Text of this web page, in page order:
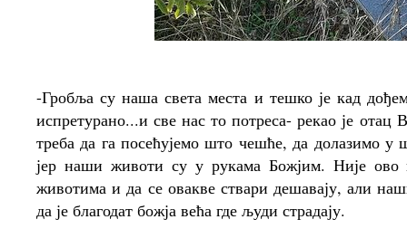
-Гробља су наша света места и тешко је кад
испретурано...и све нас то потреса- рекао је
треба да га посећујемо што чешће, да долазимо
јер наши животи су у рукама Божјим. Није
животима и да се овакве ствари дешавају, али
да је благодат божја већа где људи страдају.